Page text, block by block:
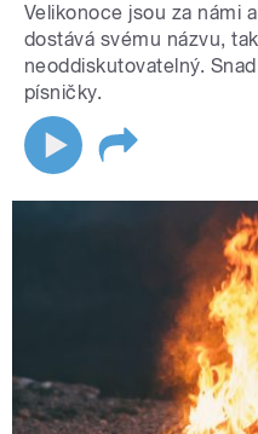
Velikonoce jsou za námi
dostává svému názvu,
neoddiskutovatelný.
písničky.